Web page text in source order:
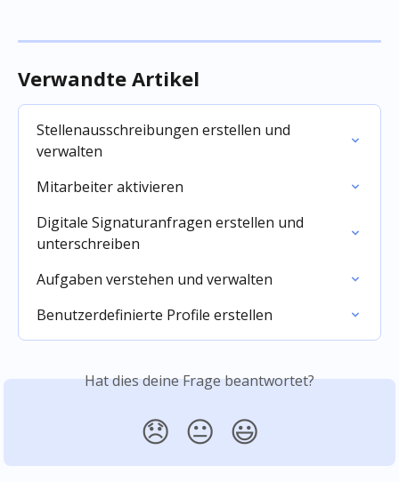
Verwandte Artikel
Stellenausschreibungen erstellen und
verwalten
Mitarbeiter aktivieren
Digitale Signaturanfragen erstellen und
unterschreiben
Aufgaben verstehen und verwalten
Benutzerdefinierte Profile erstellen
Hat dies deine Frage beantwortet?
😞 😐 😃